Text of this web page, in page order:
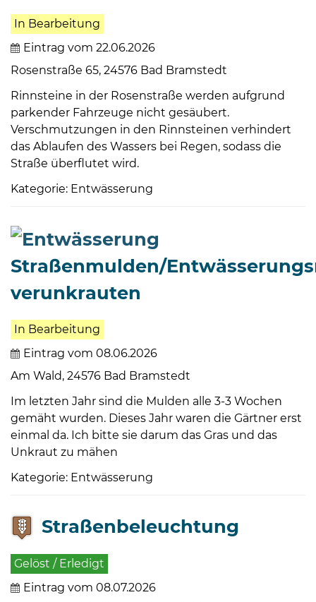
In Bearbeitung
Eintrag vom 22.06.2026
Rosenstraße 65, 24576 Bad Bramstedt
Rinnsteine in der Rosenstraße werden aufgrund
parkender Fahrzeuge nicht gesäubert.
Verschmutzungen in den Rinnsteinen verhindert
das Ablaufen des Wassers bei Regen, sodass die
Straße überflutet wird.
Kategorie: Entwässerung
Straßenmulden/
verunkrauten
In Bearbeitung
Eintrag vom 08.06.2026
Am Wald, 24576 Bad Bramstedt
Im letzten Jahr sind die Mulden alle 3-3 Wochen
gemäht wurden. Dieses Jahr waren die Gärtner erst
einmal da. Ich bitte sie darum das Gras und das
Unkraut zu mähen
Kategorie: Entwässerung
Straßenbeleuchtung
Gelöst / Erledigt
Eintrag vom 08.07.2026